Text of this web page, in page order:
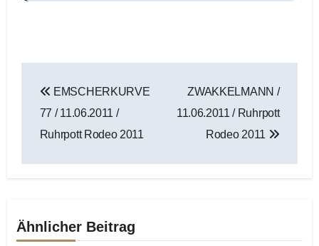
EMSCHERKURVE
77 / 11.06.2011 /
Ruhrpott Rodeo 2011
ZWAKKELMANN /
11.06.2011 / Ruhrpott
Rodeo 2011
Ähnlicher Beitrag